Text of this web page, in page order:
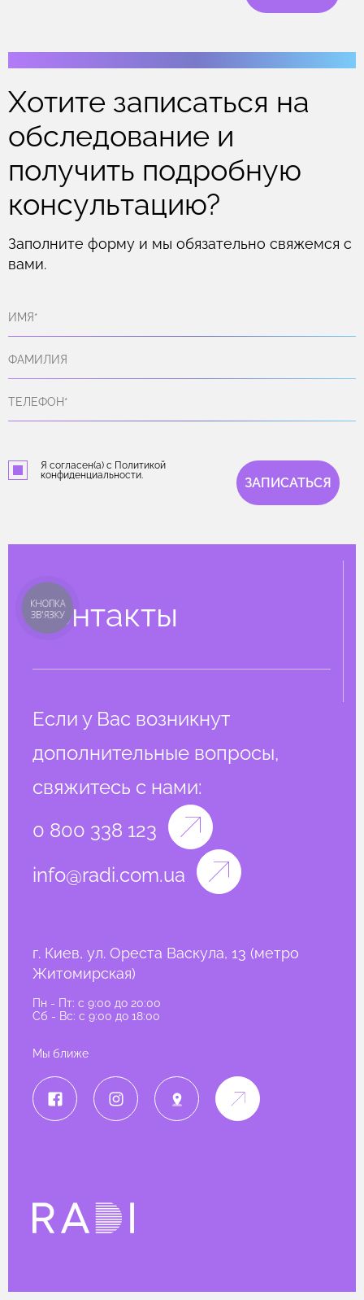
Хотите записаться на
обследование и
получить подробную
консультацию?
Заполните форму и мы обязательно свяжемся с
вами.
Я согласен(а) с Политикой
конфиденциальности.
ЗАПИСАТЬСЯ
Контакты
Если у Вас возникнут
дополнительные вопросы,
свяжитесь с нами:
0 800 338 123
info@radi.com.ua
г. Киев, ул. Ореста Васкула, 13 (метро
Житомирская)
Пн - Пт: c 9:00 до 20:00
Сб - Вс: c 9:00 до 18:00
Мы ближе
КНОПКА
ЗВ'ЯЗКУ